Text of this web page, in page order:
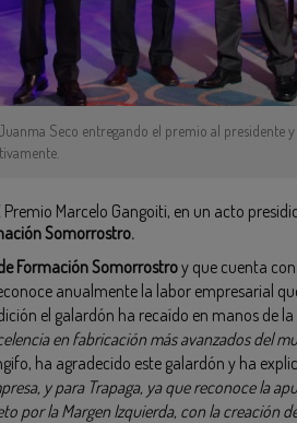
Seco entregando el premio al presidente
Marcelo Gangoiti, en un acto
Somorrostro.
Formación Somorrostroy que cuenta
anualmente la labor empresarial
el galardón ha recaído en manos de
en fabricación más avanzados del
ha agradecido este galardón y ha
y para Trapaga, ya que reconoce la
por la Margen Izquierda, con la creación